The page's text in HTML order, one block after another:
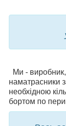
Ми -
наматрасники
необхідною
бортом по